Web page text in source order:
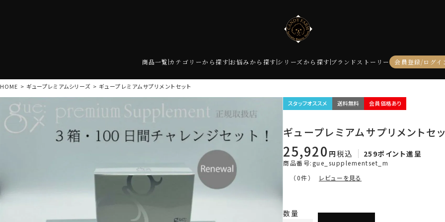
商品一覧 カテゴリーから探すお悩みから探す シリーズから探す ブランドストーリー 会員登録/ログイ
HOME ギュープレミアムシリーズ ギュープレミアムサプリメントセット
スタッフオススメ 送料無料 会員価格あり
ギュープレミアムサプリメントセ
25,920 税込 259ポイント進呈
商品番号 gue_supplementset_m
（0件）
レビューを見る